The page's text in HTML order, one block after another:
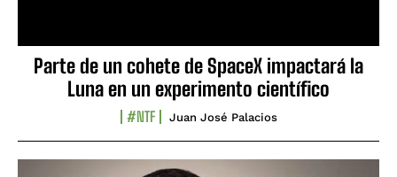
Parte de un cohete de SpaceX impactará la
Luna en un experimento científico
#NTF Juan José Palacios